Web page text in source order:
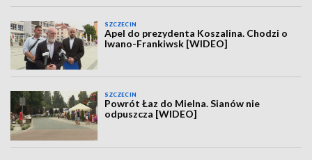
SZCZECIN
Apel do prezydenta Koszalina. Chodzi o
Iwano-Frankiwsk [WIDEO]
SZCZECIN
Powrót Łaz do Mielna. Sianów nie
odpuszcza [WIDEO]